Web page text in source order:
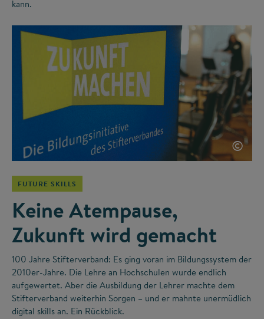
kann.
©
FUTURE SKILLS
Keine Atempause,
Zukunft wird gemacht
100 Jahre Stifterverband: Es ging voran im Bildungssystem der
2010er-Jahre. Die Lehre an Hochschulen wurde endlich
aufgewertet. Aber die Ausbildung der Lehrer machte dem
Stifterverband weiterhin Sorgen – und er mahnte unermüdlich
digital skills an. Ein Rückblick.